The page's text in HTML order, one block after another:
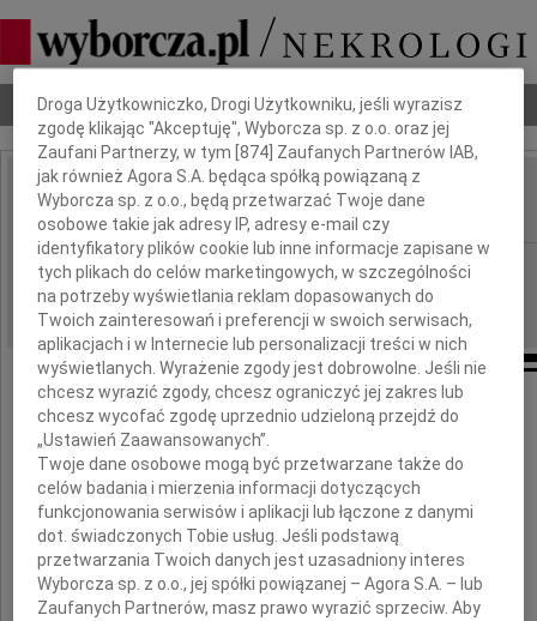
Nekrologi Odeszli Poradnik pogrzebowy
IMIĘ I NAZWISKO: Mariusz Kowalski
REGION: Warszawa
DATA EMISJI: 04.09.2009
"Żyjemy dopóki trwa pamięć o nas samych"
Z głębokim żalem żegnamy
Dbamy o Twoją prywatność
Droga Użytkowniczko, Drogi Użytkowniku, jeśli wyrazisz
zgodę klikając "Akceptuję", Wyborcza sp. z o.o. oraz jej
Zaufani Partnerzy, w tym [874 ] Zaufanych Partnerów IAB,
jak również Agora S.A. będąca spółką powiązaną z
Wyborcza sp. z o.o., będą przetwarzać Twoje dane
osobowe takie jak adresy IP, adresy e-mail czy
identyfikatory plików cookie lub inne informacje zapisane w
tych plikach do celów marketingowych, w szczególności
na potrzeby wyświetlania reklam dopasowanych do
Twoich zainteresowań i preferencji w swoich serwisach,
aplikacjach i w Internecie lub personalizacji treści w nich
wyświetlanych. Wyrażenie zgody jest dobrowolne. Jeśli nie
chcesz wyrazić zgody, chcesz ograniczyć jej zakres lub
chcesz wycofać zgodę uprzednio udzieloną przejdź do
„Ustawień Zaawansowanych”.
Twoje dane osobowe mogą być przetwarzane także do
celów badania i mierzenia informacji dotyczących
funkcjonowania serwisów i aplikacji lub łączone z danymi
dot. świadczonych Tobie usług. Jeśli podstawą
przetwarzania Twoich danych jest uzasadniony interes
Wyborcza sp. z o.o., jej spółki powiązanej – Agora S.A. – lub
Zaufanych Partnerów, masz prawo wyrazić sprzeciw. Aby